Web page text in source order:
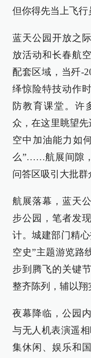
但你得先当上飞行
蓝天公园开放之
放活动和长春航
配套区域，当歼-
绎惊险特技动作
防教育课堂。许
众，在这里眺望
空中加油能力如
么”……航展间隙
问答区吸引大批群
航展落幕，蓝天
步公园，笔者发
计。城建部门精
空史”主题游览路
步到腾飞的关键
整齐陈列，辅以翔
夜幕降临，公园
与无人机表演遥
集休闲、娱乐和